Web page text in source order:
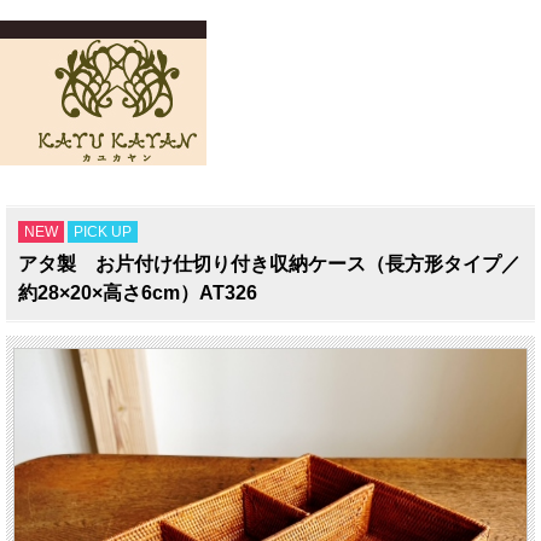
NEW PICK UP
アタ製 お片付け仕切り付き収納ケース（長方形タイプ／
約28×20×高さ6cm）AT326